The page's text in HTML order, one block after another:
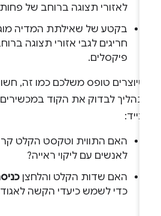
לאזורי תצוגה ברוחב של פחות מ-450 פיקסלים.
בקטע של שאילתת המדיה
פיקסלים.
טופס משלכם כמו זה, חשוב
לבדוק את הקוד במכשירים
האם התווית וטקסט הקלט
לאנשים עם ליקוי ראייה?
האם שדות הקלט והלחצןכניסה
כדי לשמש כיעדי הקשה